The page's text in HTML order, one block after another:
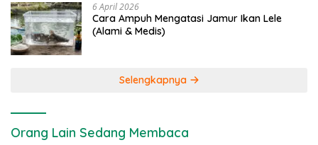
6 April 2026
Cara Ampuh Mengatasi Jamur Ikan Lele
(Alami & Medis)
Selengkapnya
Orang Lain Sedang Membaca